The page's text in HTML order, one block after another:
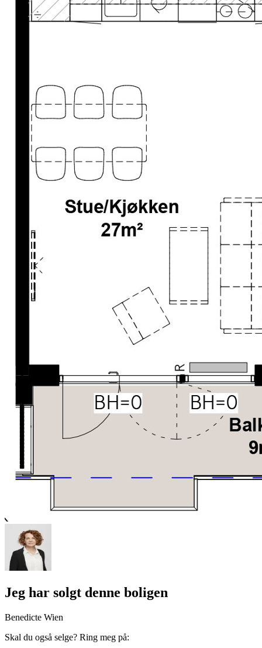
Jeg har solgt denne boligen
Benedicte Wien
Skal du også selge? Ring meg på: